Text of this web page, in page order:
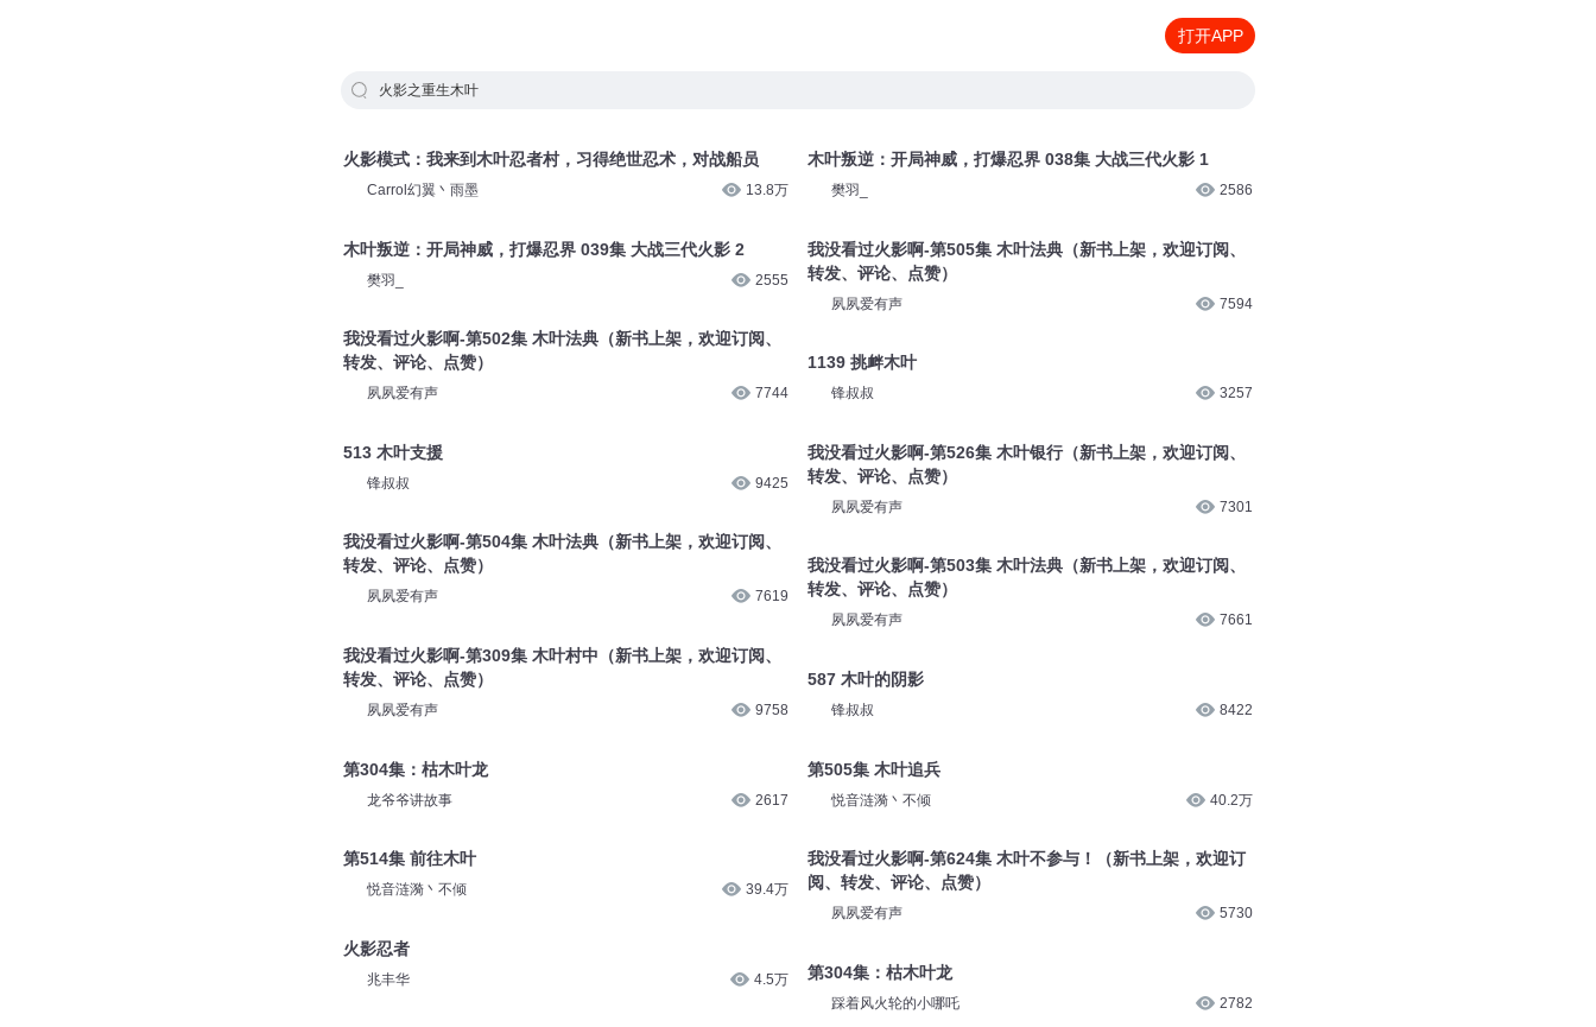
打开APP
火影之重生木叶
火影模式：我来到木叶忍者村，习得绝世忍术，对战船员
Carrol幻翼丶雨墨 13.8万
木叶叛逆：开局神威，打爆忍界 039集 大战三代火影 2
樊羽_ 2555
我没看过火影啊-第502集 木叶法典（新书上架，欢迎订阅、
转发、评论、点赞）
夙夙爱有声 7744
513 木叶支援
锋叔叔 9425
我没看过火影啊-第504集 木叶法典（新书上架，欢迎订阅、
转发、评论、点赞）
夙夙爱有声 7619
我没看过火影啊-第309集 木叶村中（新书上架，欢迎订阅、
转发、评论、点赞）
夙夙爱有声 9758
第304集：枯木叶龙
龙爷爷讲故事 2617
第514集 前往木叶
悦音涟漪丶不倾 39.4万
火影忍者
兆丰华 4.5万
木叶叛逆：开局神威，打爆忍界 038集 大战三代火影 1
樊羽_ 2586
我没看过火影啊-第505集 木叶法典（新书上架，欢迎订阅、
转发、评论、点赞）
夙夙爱有声 7594
1139 挑衅木叶
锋叔叔 3257
我没看过火影啊-第526集 木叶银行（新书上架，欢迎订阅、
转发、评论、点赞）
夙夙爱有声 7301
我没看过火影啊-第503集 木叶法典（新书上架，欢迎订阅、
转发、评论、点赞）
夙夙爱有声 7661
587 木叶的阴影
锋叔叔 8422
第505集 木叶追兵
悦音涟漪丶不倾 40.2万
我没看过火影啊-第624集 木叶不参与！（新书上架，欢迎订
阅、转发、评论、点赞）
夙夙爱有声 5730
第304集：枯木叶龙
踩着风火轮的小哪吒 2782